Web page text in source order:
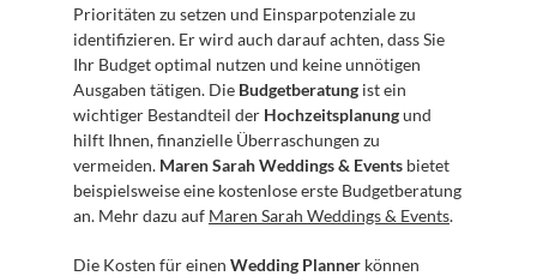
Prioritäten zu setzen und Einsparpotenziale zu
identifizieren. Er wird auch darauf achten, dass Sie
Ihr Budget optimal nutzen und keine unnötigen
Ausgaben tätigen. Die Budgetberatung ist ein
wichtiger Bestandteil der Hochzeitsplanung und
hilft Ihnen, finanzielle Überraschungen zu
vermeiden. Maren Sarah Weddings & Events bietet
beispielsweise eine kostenlose erste Budgetberatung
an. Mehr dazu auf Maren Sarah Weddings & Events.
Die Kosten für einen Wedding Planner können